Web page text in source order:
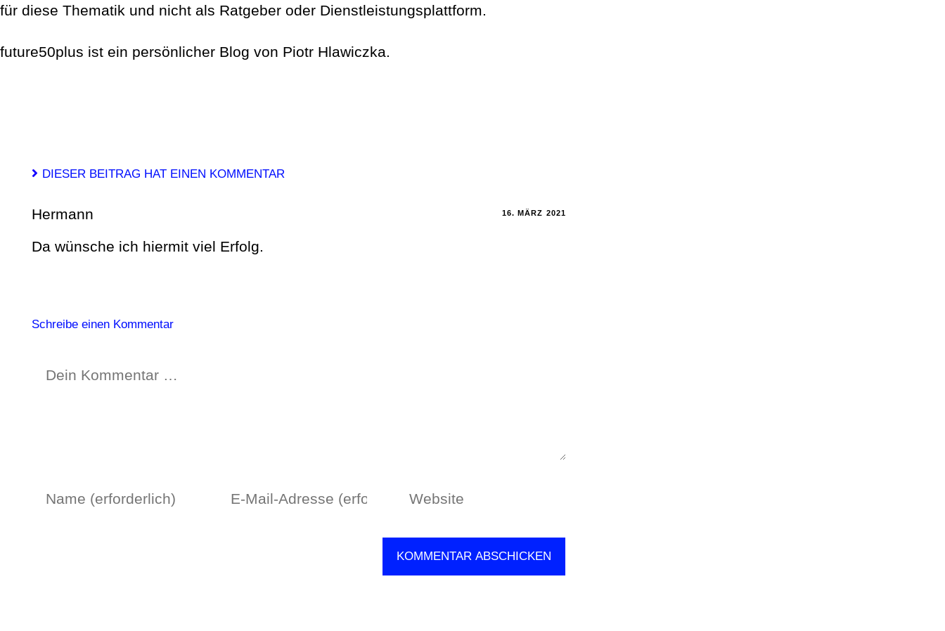
für diese Thematik und nicht als Ratgeber oder Dienstleistungsplattform.
future50plus ist ein persönlicher Blog von Piotr Hlawiczka.
DIESER BEITRAG HAT EINEN KOMMENTAR
Hermann 16. MÄRZ 2021
Da wünsche ich hiermit viel Erfolg.
Schreibe einen Kommentar